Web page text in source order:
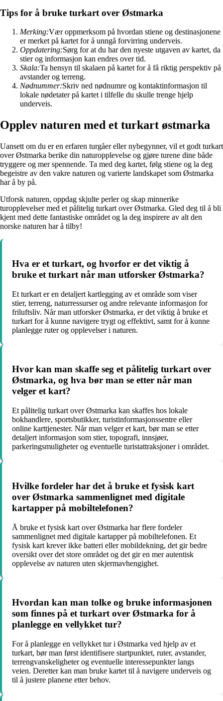
Tips for å bruke turkart over Østmarka
Merking:Vær oppmerksom på hvordan stiene og destinasjonene
er merket på kartet for å unngå forvirring underveis.
Oppdatering:Sørg for at du har den nyeste utgaven av kartet, da
stier og informasjon kan endres over tid.
Skala:Ta hensyn til skalaen på kartet for å få riktig perspektiv på
avstander og terreng.
Nødnummer:Skriv ned nødnumre og kontaktinformasjon til
lokale nødetater på kartet i tilfelle du skulle trenge hjelp
underveis.
Opplev naturen med et turkart østmarka
Uansett om du er en erfaren turgåer eller nybegynner, vil et godt turkart
over Østmarka berike din naturopplevelse og gjøre turene dine både
tryggere og mer spennende. Ta med deg kartet, følg stiene og la deg
begeistre av den vakre naturen og varierte landskapet som Østmarka
har å by på.
Utforsk naturen, oppdag skjulte perler og skap minnerike
turopplevelser med et pålitelig turkart over Østmarka. Gled deg til å bli
kjent med dette fantastiske området og la deg inspirere av alt den
norske naturen har å tilby!
Hva er et turkart, og hvorfor er det viktig å
bruke et turkart når man utforsker Østmarka?
Et turkart er en detaljert kartlegging av et område som viser
stier, terreng, naturressurser og andre relevante informasjon for
friluftsliv. Når man utforsker Østmarka, er det viktig å bruke et
turkart for å kunne navigere trygt og effektivt, samt for å kunne
planlegge ruter og opplevelser i naturen.
Hvor kan man skaffe seg et pålitelig turkart over
Østmarka, og hva bør man se etter når man
velger et kart?
Et pålitelig turkart over Østmarka kan skaffes hos lokale
bokhandlere, sportsbutikker, turistinformasjonssentre eller
online karttjenester. Når man velger et kart, bør man se etter
detaljert informasjon som stier, topografi, innsjøer,
parkeringsmuligheter og eventuelle turistattraksjoner i området.
Hvilke fordeler har det å bruke et fysisk kart
over Østmarka sammenlignet med digitale
kartapper på mobiltelefonen?
Å bruke et fysisk kart over Østmarka har flere fordeler
sammenlignet med digitale kartapper på mobiltelefonen. Et
fysisk kart krever ikke batteri eller mobildekning, det gir bedre
oversikt over det store området og det gir en mer autentisk
opplevelse av naturen uten skjermavhengighet.
Hvordan kan man tolke og bruke informasjonen
som finnes på et turkart over Østmarka for å
planlegge en vellykket tur?
For å planlegge en vellykket tur i Østmarka ved hjelp av et
turkart, bør man først identifisere startpunktet, ruter, avstander,
terrengvanskeligheter og eventuelle interessepunkter langs
veien. Deretter kan man bruke kartet til å navigere underveis og
til å justere planene etter behov.